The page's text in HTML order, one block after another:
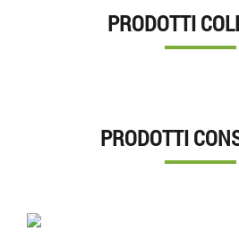
PRODOTTI
PRODOTTI